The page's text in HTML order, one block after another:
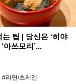
는 팁 | 당신은 ‘히야
아쓰모리’...
#라면/츠케멘